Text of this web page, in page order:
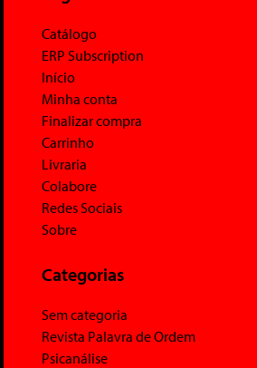
Catálogo
ERP Subscription
Início
Minha conta
Finalizar compra
Carrinho
Livraria
Colabore
Redes Sociais
Sobre
Categorias
Sem categoria
Revista Palavra de Ordem
Psicanálise